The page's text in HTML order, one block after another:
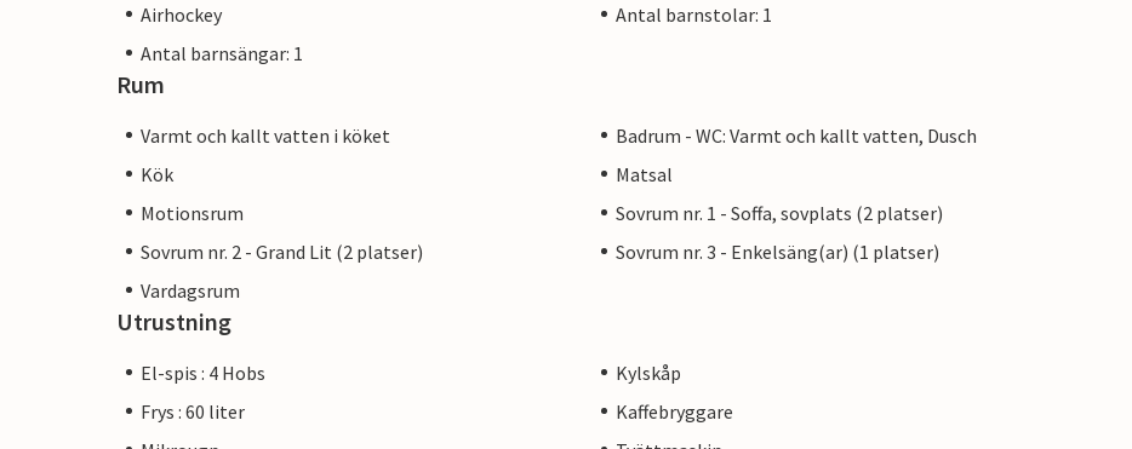
Airhockey
Antal barnstolar: 1
Antal barnsängar: 1
Rum
Varmt och kallt vatten i köket
Badrum - WC: Varmt och kallt vatten, Dusch
Kök
Matsal
Motionsrum
Sovrum nr. 1 - Soffa, sovplats (2 platser)
Sovrum nr. 2 - Grand Lit (2 platser)
Sovrum nr. 3 - Enkelsäng(ar) (1 platser)
Vardagsrum
Utrustning
El-spis : 4 Hobs
Kylskåp
Frys : 60 liter
Kaffebryggare